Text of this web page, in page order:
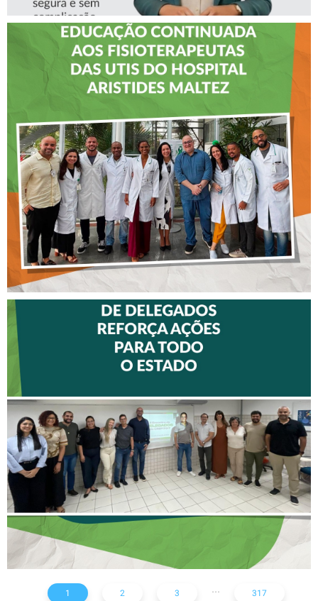
CREFITO-7 LEVA EDUCAÇÃO
CONTINUADA AOS
FISIOTERAPEUTAS DAS UTIs
DO HOSPITAL ARISTIDES
MALTEZ
DELEGADOS REFORÇA
AÇÕES PARA TODO O
ESTADO
1 2 3 ... 317